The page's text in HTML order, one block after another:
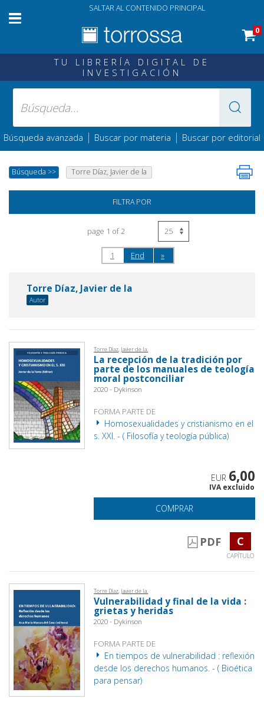
SALTAR AL CONTENIDO PRINCIPAL
0
TU LIBRERÍA DIGITAL DE
INVESTIGACIÓN
Búsqueda avanzada | Buscar por materia | Buscar por editorial
Búsqueda >> Torre Díaz, Javier de la
FILTRA POR
page 1 of 2
1 End »
Torre Díaz, Javier de la
Autor
Torre Díaz, Javier de la.
La recepción de la tradición por
parte de los manuales de teología
moral postconciliar
2020 - Dykinson
FORMA PARTE DE
Homosexualidades y cristianismo en el
s. XXI. - ( Filosofía y teología pública)
EUR 6,00
IVA excluido
COMPRAR
PDF C
CAPÍTULO
Torre Díaz, Javier de la.
Vulnerabilidad y final de la vida :
grietas y heridas
2020 - Dykinson
FORMA PARTE DE
En tiempos de vulnerabilidad : reflexión
desde los derechos humanos. - ( Bioética
para pensar)